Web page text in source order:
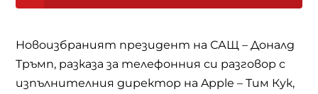
Новоизбраният президент на САЩ – Доналд
Тръмп, разказа за телефонния си разговор с
изпълнителния директор наApple –Тим Кук,